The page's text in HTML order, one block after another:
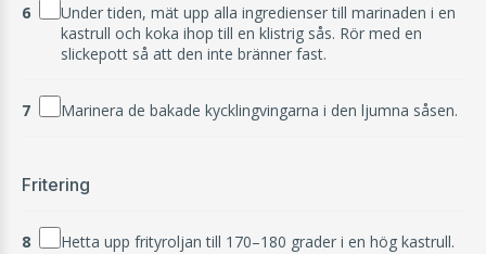
6
Under tiden, mät upp alla ingredienser till marinaden i en
kastrull och koka ihop till en klistrig sås. Rör med en
slickepott så att den inte bränner fast.
7 Marinera de bakade kycklingvingarna i den ljumna såsen.
Fritering
8 Hetta upp frityroljan till 170–180 grader i en hög kastrull.